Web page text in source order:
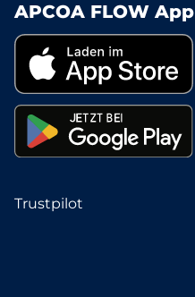
APCOA FLOW App
Trustpilot